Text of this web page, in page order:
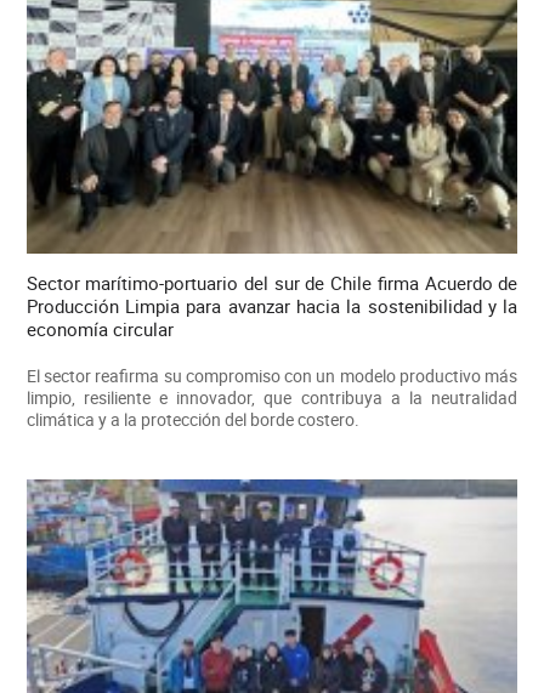
Sector marítimo-portuario del sur de Chile firma Acuerdo de
Producción Limpia para avanzar hacia la sostenibilidad y la
economía circular
El sector reafirma su compromiso con un modelo productivo más
limpio, resiliente e innovador, que contribuya a la neutralidad
climática y a la protección del borde costero.